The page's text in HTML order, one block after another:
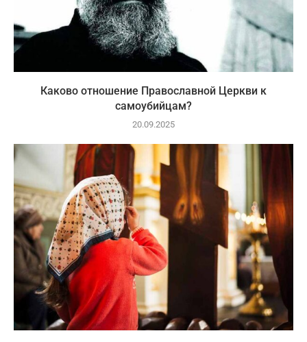
Каково отношение Православной Церкви к
самоубийцам?
20.09.2025